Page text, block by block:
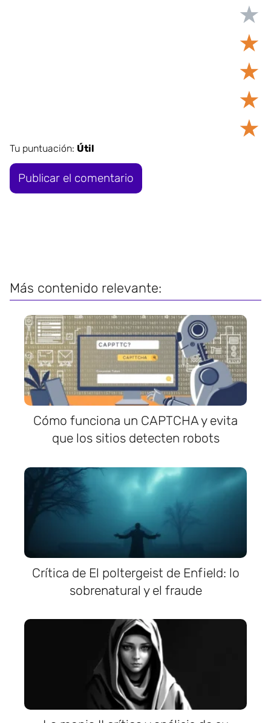
★
★
★
★
★
Tu puntuación: Útil
Más contenido relevante:
Cómo funciona un CAPTCHA y evita
que los sitios detecten robots
Crítica de El poltergeist de Enfield: lo
sobrenatural y el fraude